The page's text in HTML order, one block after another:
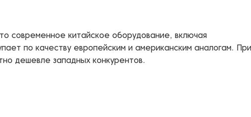
современное китайское оборудование, включая
по качеству европейским и американским аналогам. При
дешевле западных конкурентов.